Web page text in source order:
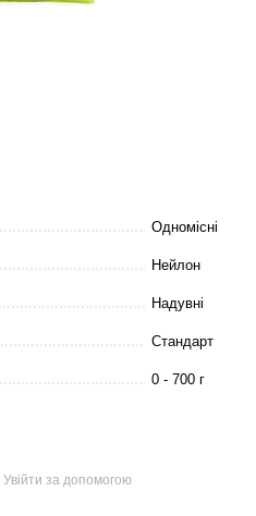
Одномісні
Нейлон
Надувні
Стандарт
0 - 700 г
Увійти за допомогою